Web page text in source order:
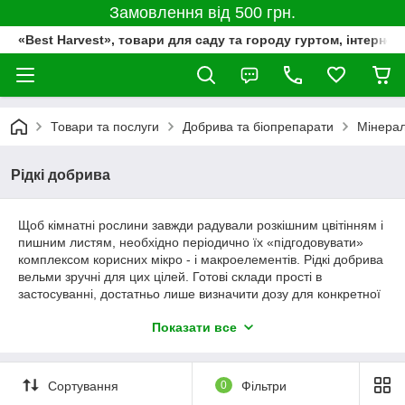
Замовлення від 500 грн.
«Best Harvest», товари для саду та городу гуртом,
Товари та послуги Добрива та біопрепарати
Рідкі добрива
Щоб кімнатні рослини завжди радували розкішним цвітінням і
пишним листям, необхідно періодично їх «підгодовувати»
комплексом корисних мікро - і макроелементів. Рідкі добрива
вельми зручні для цих цілей. Готові склади прості в
застосуванні, достатньо лише визначити дозу для конкретної
Мінеральні добрива для кімнатних
рослин
Показати все
Сортування 0 Фільтри